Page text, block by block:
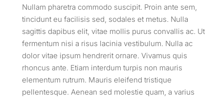
Nullam pharetra commodo suscipit. Proin ante sem,
tincidunt eu facilisis sed, sodales et metus. Nulla
sagittis dapibus elit, vitae mollis purus convallis ac. Ut
fermentum nisi a risus lacinia vestibulum. Nulla ac
dolor vitae ipsum hendrerit ornare. Vivamus quis
rhoncus ante. Etiam interdum turpis non mauris
elementum rutrum. Mauris eleifend tristique
pellentesque. Aenean sed molestie quam, a varius